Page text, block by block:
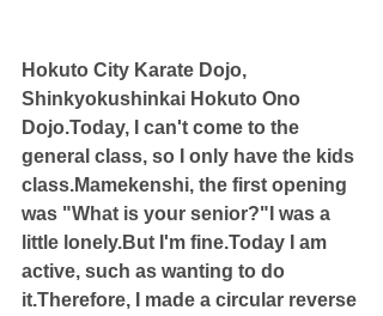
Hokuto City Karate Dojo,
Shinkyokushinkai Hokuto Ono
Dojo.Today, I can't come to the
general class, so I only have the kids
class.Mamekenshi, the first opening
was "What is your senior?"I was a
little lonely.But I'm fine.Today I am
active, such as wanting to do
it.Therefore, I made a circular reverse